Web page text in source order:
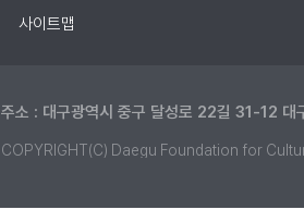
사이트맵
주소 : 대구광역시 중구 달성로 22길 31-12 대
COPYRIGHT(C) Daegu Foundation for